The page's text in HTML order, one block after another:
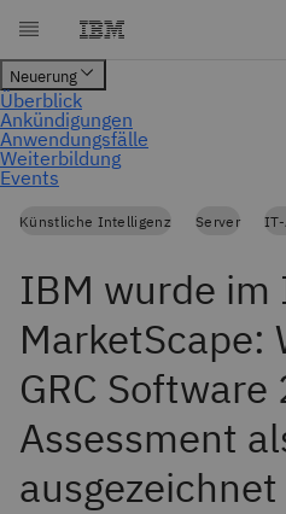
Künstliche Intelligenz Server
IBM wurde im
MarketScape:
GRC
Assessment
ausgezeichnet